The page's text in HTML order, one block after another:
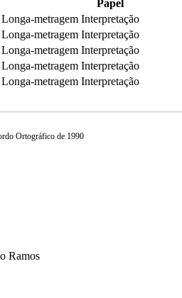
Papel
Longa-metragem Interpretação
Longa-metragem Interpretação
Longa-metragem Interpretação
Longa-metragem Interpretação
Longa-metragem Interpretação
Ortográfico de 1990
Ramos